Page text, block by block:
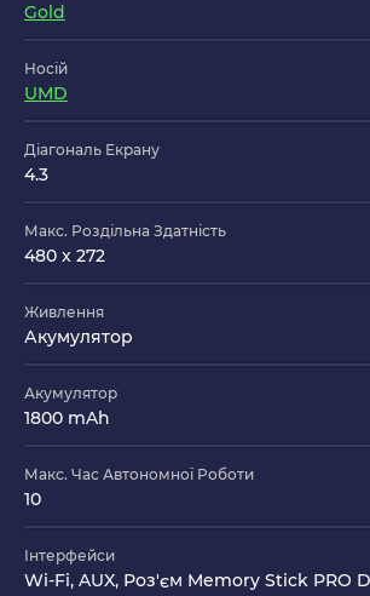
Gold
Носій
UMD
Діагональ Екрану
4.3
Макс. Роздільна Здатність
480 x 272
Живлення
Акумулятор
Акумулятор
1800 mAh
Макс. Час Автономної Роботи
10
Інтерфейси
Wi-Fi, AUX, Роз'єм Memory Stick PRO